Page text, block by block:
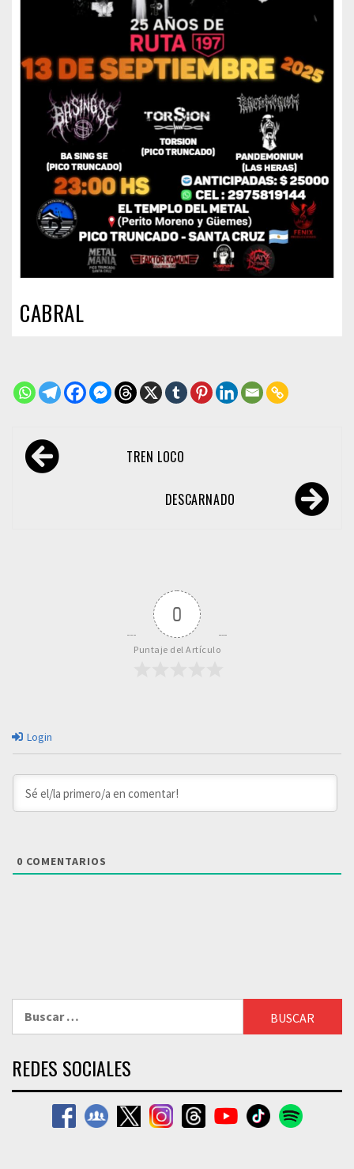
CABRAL
Navegación
de TREN LOCO
DESCARNADO
0
Puntaje del Artículo
Login
0 COMENTARIOS
REDES SOCIALES